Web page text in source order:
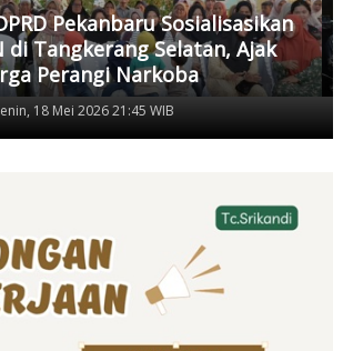
Pekanbaru Sosialisasikan
di Tangkerang Selatan, Ajak
Perangi Narkoba
18 Mei 2026 21:45 WIB